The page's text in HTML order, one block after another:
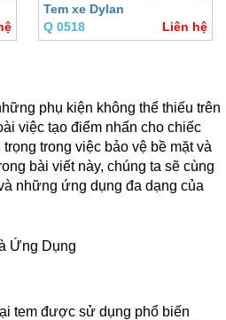
Tem xe Dylan
Q 0518
Liên hệ
phụ kiện không thể thiếu trên
việc tạo điểm nhấn cho chiếc
trong việc bảo vệ bề mặt và
bài viết này, chúng ta sẽ cùng
những ứng dụng đa dạng của
Ứng Dụng
tem được sử dụng phổ biến